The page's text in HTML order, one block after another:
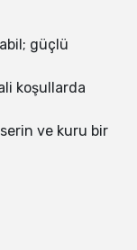
güçlü
koşullarda
serin ve kuru bir